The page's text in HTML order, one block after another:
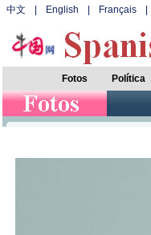
中文 English Français
Fotos Política